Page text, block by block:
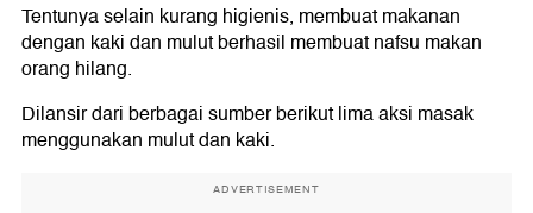
Tentunya selain kurang higienis, membuat makanan
dengan kaki dan mulut berhasil membuat nafsu makan
orang hilang.
Dilansir dari berbagai sumber berikut lima aksi masak
menggunakan mulut dan kaki.
ADVERTISEMENT